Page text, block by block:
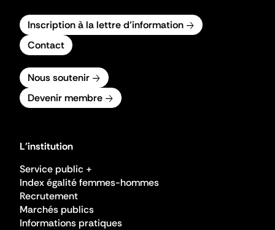
Inscription à la lettre d'information
Contact
Nous soutenir
Devenir membre
L'institution
Service public +
Index égalité femmes-hommes
Recrutement
Marchés publics
Informations pratiques